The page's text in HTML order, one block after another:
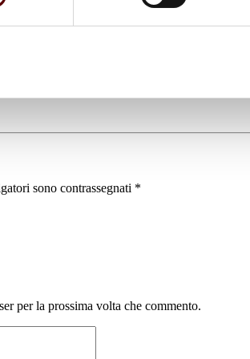
sono contrassegnati *
per la prossima volta che commento.